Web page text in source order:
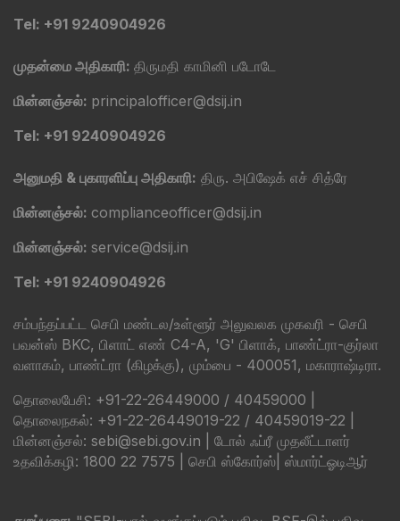
Tel: +91 9240904926
முதன்மை அதிகாரி: திருமதி காமினி படோடே
மின்னஞ்சல்: principalofficer@dsij.in
Tel: +91 9240904926
அனுமதி & புகாரளிப்பு அதிகாரி: திரு. அபிஷேக் எச் சித்ரே
மின்னஞ்சல்: complianceofficer@dsij.in
மின்னஞ்சல்: service@dsij.in
Tel: +91 9240904926
சம்பந்தப்பட்ட செபி மண்டல/உள்ளூர் அலுவலக முகவரி - செபி
பவன்ஸ் BKC, பிளாட் எண் C4-A, 'G' பிளாக், பாண்ட்ரா-குர்லா
வளாகம், பாண்ட்ரா (கிழக்கு), மும்பை - 400051, மகாராஷ்டிரா.
தொலைபேசி: +91-22-26449000 / 40459000 |
தொலைநகல்: +91-22-26449019-22 / 40459019-22 |
மின்னஞ்சல்: sebi@sebi.gov.in | டோல் ஃப்ரீ முதலீட்டாளர்
உதவிக்கழி: 1800 22 7575 | செபி ஸ்கோர்ஸ் ஸ்மார்ட்ஓடிஆர்